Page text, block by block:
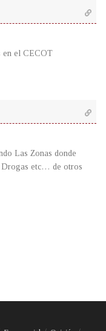
en el CECOT
Las Zonas donde
Drogas etc… de otros